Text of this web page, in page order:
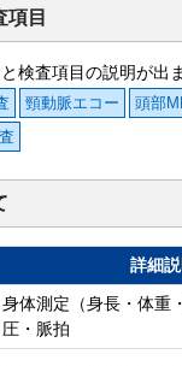
項目
検査項目の説明が出
頸動脈エコー
頭部
詳細
身体測定（身長・体重
圧・脈拍